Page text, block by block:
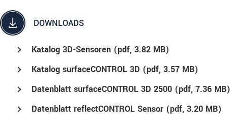
DOWNLOADS
Katalog 3D-Sensoren (pdf, 3.82 MB)
Katalog surfaceCONTROL 3D (pdf, 3.57 MB)
Datenblatt surfaceCONTROL 3D 2500 (pdf, 7.36 MB)
Datenblatt reflectCONTROL Sensor (pdf, 3.20 MB)